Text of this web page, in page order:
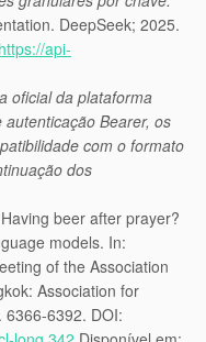
DeepSeek; 2025.
https://api-
oficial da plataforma
Bearer, os
com o formato
dos
beer after prayer?
models. In:
of the Association
Association for
6366-6392. DOI: